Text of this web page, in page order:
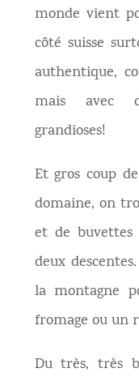
monde vient
côté suisse
authentique,
mais avec
grandioses!
Et gros coup
domaine, on
et de buvettes
deux
la montagne
fromage ou un
Du très, très